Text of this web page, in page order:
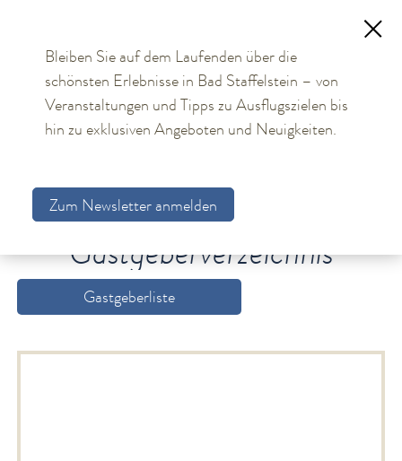
TOURISMUS
Aktuelles
Unterkünfte
Gastgeberverzeichnis
Gästekarte
Gastgeberverzeichnis
Gastgeberliste
Bleiben Sie auf dem Laufenden über die
schönsten Erlebnisse in Bad Staffelstein – von
Veranstaltungen und Tipps zu Ausflugszielen bis
hin zu exklusiven Angeboten und Neuigkeiten.
Zum Newsletter anmelden